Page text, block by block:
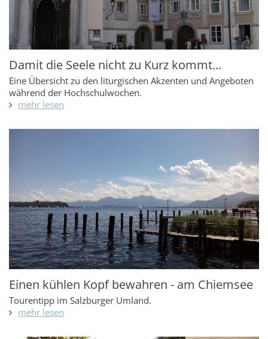
Damit die Seele nicht zu Kurz kommt...
Eine Übersicht zu den liturgischen Akzenten und Angeboten
während der Hochschulwochen.
mehr lesen
Einen kühlen Kopf bewahren - am Chiemsee
Tourentipp im Salzburger Umland.
mehr lesen